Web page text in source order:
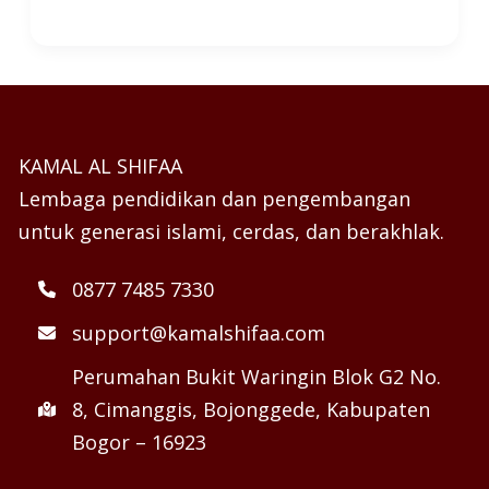
KAMAL AL SHIFAA
Lembaga pendidikan dan pengembangan
untuk generasi islami, cerdas, dan berakhlak.
0877 7485 7330
support@kamalshifaa.com
Perumahan Bukit Waringin Blok G2 No.
8, Cimanggis, Bojonggede, Kabupaten
Bogor – 16923